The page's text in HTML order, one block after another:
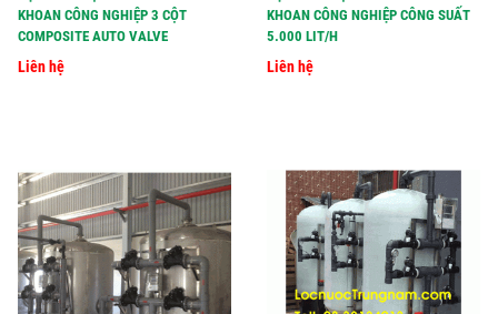
KHOAN CÔNG NGHIỆP 3 CỘT
COMPOSITE AUTO VALVE
Liên hệ
KHOAN CÔNG NGHIỆP CÔNG SUẤT
5.000 LIT/H
Liên hệ